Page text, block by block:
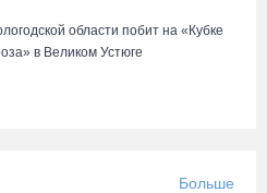
области побит на «Кубке
в Великом Устюге
Больше